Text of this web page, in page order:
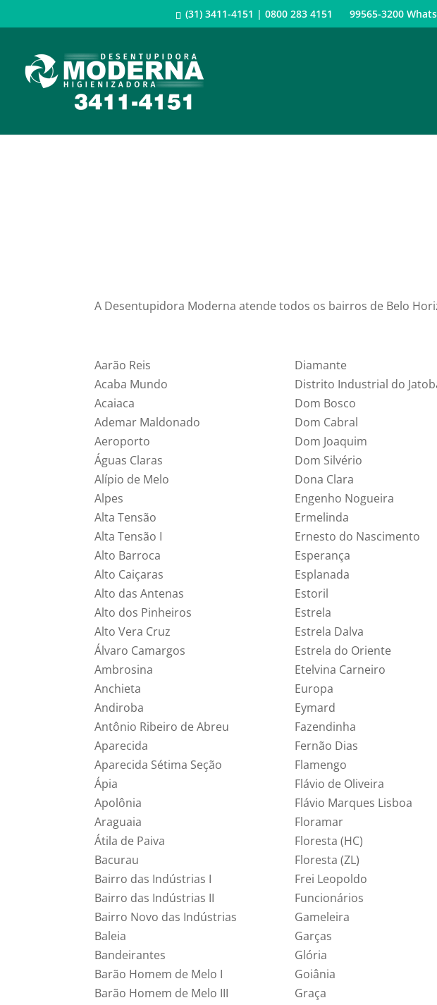
(31) 3411-4151 | 0800 283 4151 99565-3200
A Desentupidora Moderna atende todos os bairros de Belo
Aarão Reis
Acaba Mundo
Acaiaca
Ademar Maldonado
Aeroporto
Águas Claras
Alípio de Melo
Alpes
Alta Tensão
Alta Tensão I
Alto Barroca
Alto Caiçaras
Alto das Antenas
Alto dos Pinheiros
Alto Vera Cruz
Álvaro Camargos
Ambrosina
Anchieta
Andiroba
Antônio Ribeiro de Abreu
Aparecida
Aparecida Sétima Seção
Ápia
Apolônia
Araguaia
Átila de Paiva
Bacurau
Bairro das Indústrias I
Bairro das Indústrias II
Bairro Novo das Indústrias
Baleia
Bandeirantes
Barão Homem de Melo I
Barão Homem de Melo III
Diamante
Distrito Industrial do
Dom Bosco
Dom Cabral
Dom Joaquim
Dom Silvério
Dona Clara
Engenho Nogueira
Ermelinda
Ernesto do Nascimento
Esperança
Esplanada
Estoril
Estrela
Estrela Dalva
Estrela do Oriente
Etelvina Carneiro
Europa
Eymard
Fazendinha
Fernão Dias
Flamengo
Flávio de Oliveira
Flávio Marques Lisboa
Floramar
Floresta (HC)
Floresta (ZL)
Frei Leopoldo
Funcionários
Gameleira
Garças
Glória
Goiânia
Graça